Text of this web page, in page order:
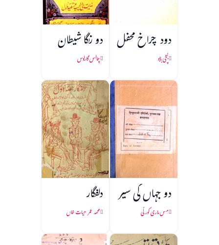
دود چراخ محفل
بُچّی بابو
دو رنگا شیطان
چالس گارلوس
دو جہاں کی سیر
مس ماری کورلّی
دلفگار
محمد عمر حیات خاں